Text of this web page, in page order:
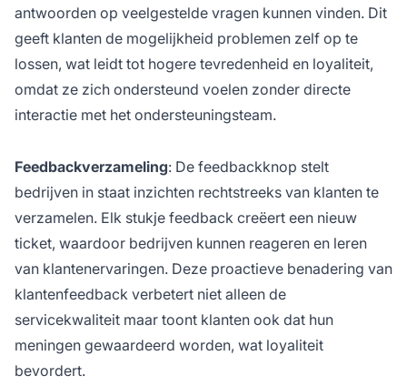
antwoorden op veelgestelde vragen kunnen vinden. Dit
geeft klanten de mogelijkheid problemen zelf op te
lossen, wat leidt tot hogere tevredenheid en loyaliteit,
omdat ze zich ondersteund voelen zonder directe
interactie met het ondersteuningsteam.
Feedbackverzameling: De feedbackknop stelt
bedrijven in staat inzichten rechtstreeks van klanten te
verzamelen. Elk stukje feedback creëert een nieuw
ticket, waardoor bedrijven kunnen reageren en leren
van klantenervaringen. Deze proactieve benadering van
klantenfeedback verbetert niet alleen de
servicekwaliteit maar toont klanten ook dat hun
meningen gewaardeerd worden, wat loyaliteit
bevordert.